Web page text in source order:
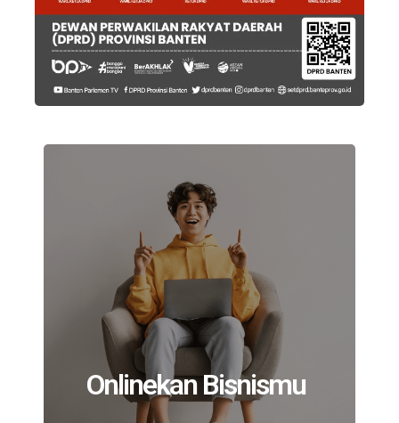
Onlinekan Bisnismu